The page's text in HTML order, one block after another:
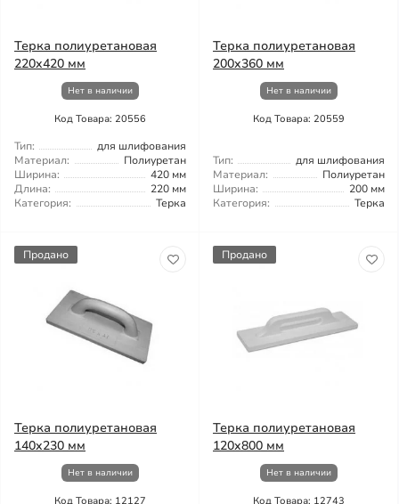
Терка полиуретановая
220x420 мм
Нет в наличии
Код Товара: 20556
Тип:
для шлифования
Материал:
Полиуретан
Ширина:
420 мм
Длина:
220 мм
Категория:
Терка
Терка полиуретановая
200x360 мм
Нет в наличии
Код Товара: 20559
Тип:
для шлифования
Материал:
Полиуретан
Ширина:
200 мм
Категория:
Терка
Продано
Терка полиуретановая
140x230 мм
Нет в наличии
Код Товара: 12127
Продано
Терка полиуретановая
120x800 мм
Нет в наличии
Код Товара: 12743